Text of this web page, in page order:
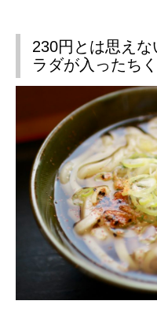
230円とは思え
ラダが入ったち